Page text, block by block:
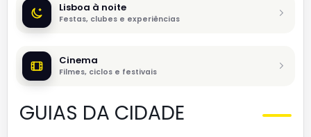
Lisboa à noite
Festas, clubes e experiências
Cinema
Filmes, ciclos e festivais
GUIAS DA CIDADE